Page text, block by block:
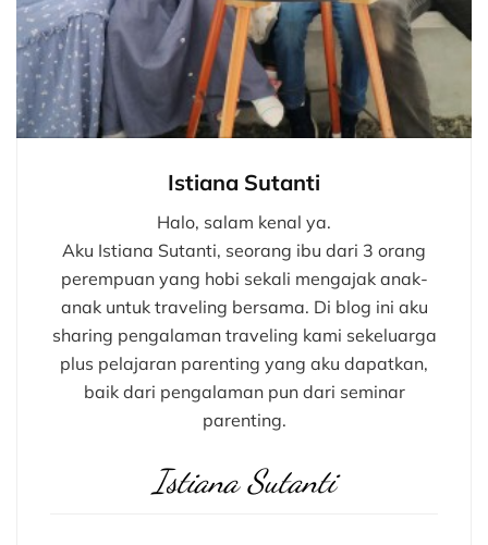
Istiana Sutanti
Halo, salam kenal ya.
Aku Istiana Sutanti, seorang ibu dari 3 orang
perempuan yang hobi sekali mengajak anak-
anak untuk traveling bersama. Di blog ini aku
sharing pengalaman traveling kami sekeluarga
plus pelajaran parenting yang aku dapatkan,
baik dari pengalaman pun dari seminar
parenting.
Istiana Sutanti